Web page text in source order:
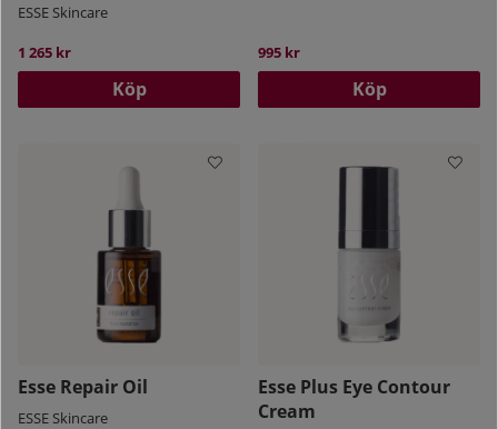
ESSE Skincare
1 265 kr
Köp
995 kr
Köp
Esse Repair Oil
ESSE Skincare
Esse Plus Eye Contour
Cream